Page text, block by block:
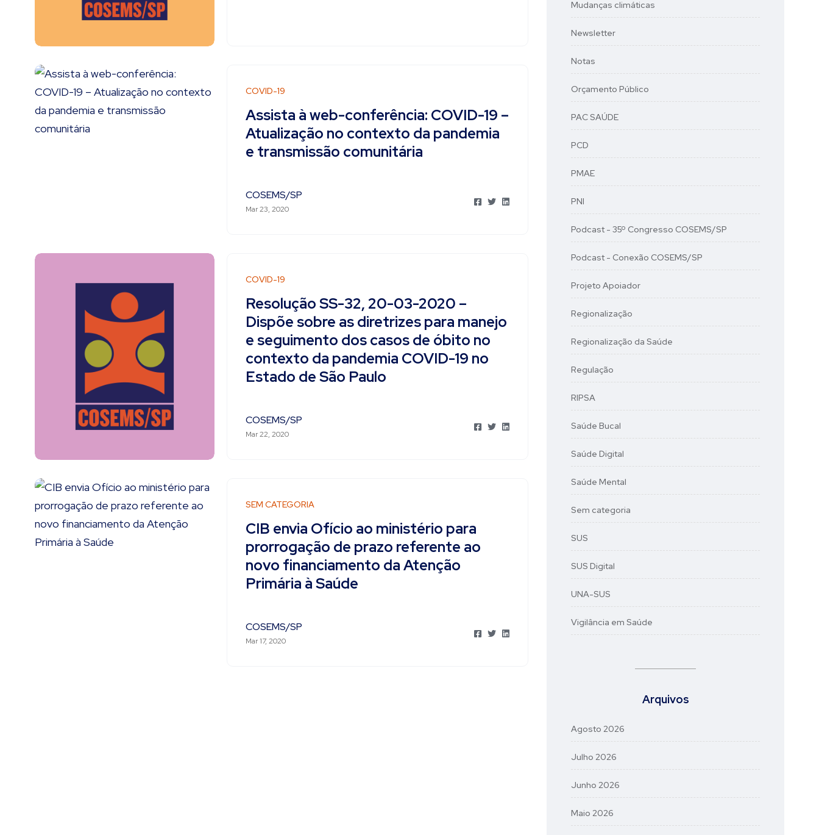
COVID-19
Assista à web-conferência: COVID-19 –
Atualização no contexto da pandemia
e transmissão comunitária
COSEMS/SP
Mar 23, 2020
COVID-19
Resolução SS-32, 20-03-2020 –
Dispõe sobre as diretrizes para manejo
e seguimento dos casos de óbito no
contexto da pandemia COVID-19 no
Estado de São Paulo
COSEMS/SP
Mar 22, 2020
SEM CATEGORIA
CIB envia Ofício ao ministério para
prorrogação de prazo referente ao
novo financiamento da Atenção
Primária à Saúde
COSEMS/SP
Mar 17, 2020
Mudanças climáticas
Newsletter
Notas
Orçamento Público
PAC SAÚDE
PCD
PMAE
PNI
Podcast - 35º Congresso COSEMS/SP
Podcast - Conexão COSEMS/SP
Projeto Apoiador
Regionalização
Regionalização da Saúde
Regulação
RIPSA
Saúde Bucal
Saúde Digital
Saúde Mental
Sem categoria
SUS
SUS Digital
UNA-SUS
Vigilância em Saúde
Arquivos
Agosto 2026
Julho 2026
Junho 2026
Maio 2026